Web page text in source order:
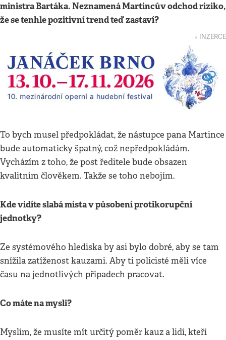
ministra Bartáka. Neznamená Martincův odchod riziko,
že se tenhle pozitivní trend teď zastaví?
↓ INZERCE
To bych musel předpokládat, že nástupce pana Martince
bude automaticky špatný, což nepředpokládám.
Vycházím z toho, že post ředitele bude obsazen
kvalitním člověkem. Takže se toho nebojím.
Kde vidíte slabá místa v působení protikorupční
jednotky?
Ze systémového hlediska by asi bylo dobré, aby se tam
snížila zatíženost kauzami. Aby ti policisté měli více
času na jednotlivých případech pracovat.
Co máte na mysli?
Myslím, že musíte mít určitý poměr kauz a lidí, kteří